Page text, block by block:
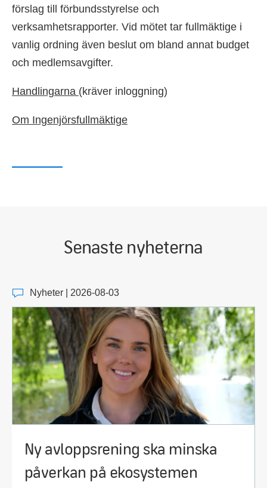
förslag till förbundsstyrelse och
verksamhetsrapporter. Vid mötet tar fullmäktige i
vanlig ordning även beslut om bland annat budget
och medlemsavgifter.
Handlingarna (kräver inloggning)
Om Ingenjörsfullmäktige
Senaste nyheterna
Nyheter | 2026-08-03
Ny avloppsrening ska minska
påverkan på ekosystemen